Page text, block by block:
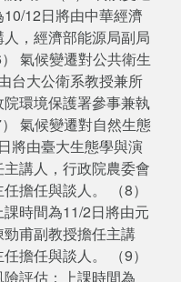
12日將由中華經濟
，經濟部能源局副局
氣候變遷對公共衛生
台大公衛系教授兼所
環境保護署參事兼執
氣候變遷對自然生態
將由臺大生態學與演
講人，行政院農委會
擔任與談人。 （8）
時間為11/2日將由元
甫副教授擔任主講
擔任與談人。 （9）
評估：上課時間為